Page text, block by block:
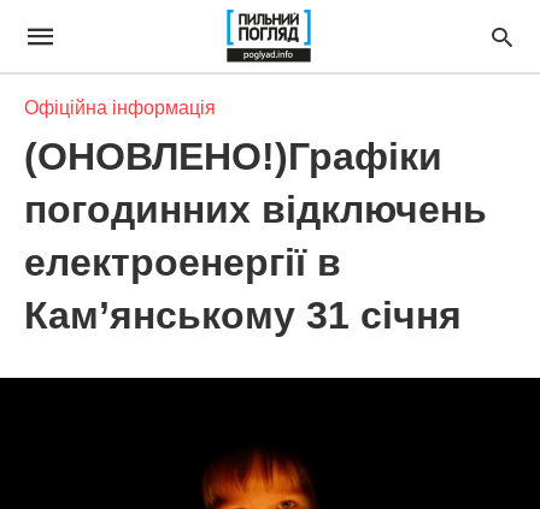
Офіційна інформація
(ОНОВЛЕНО!)Графіки
погодинних відключень
електроенергії в
Кам’янському 31 січня